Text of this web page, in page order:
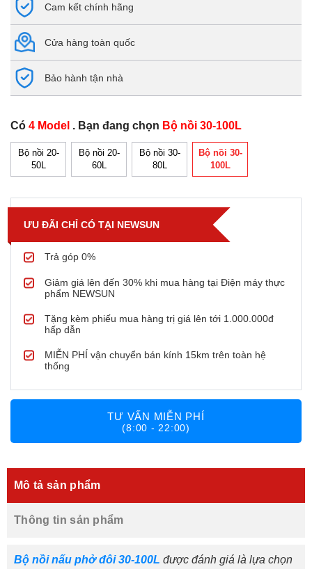
Cam kết chính hãng
Cửa hàng toàn quốc
Bảo hành tận nhà
Có 4 Model . Bạn đang chọn Bộ nồi 30-100L
Bộ nồi 20-
50L
Bộ nồi 20-
60L
Bộ nồi 30-
80L
Bộ nồi 30-
100L
ƯU ĐÃI CHỈ CÓ TẠI NEWSUN
Trả góp 0%
Giảm giá lên đến 30% khi mua hàng tại Điện máy thực
phẩm NEWSUN
Tặng kèm phiếu mua hàng trị giá lên tới 1.000.000đ
hấp dẫn
MIỄN PHÍ vận chuyển bán kính 15km trên toàn hệ
thống
TƯ VẤN MIỄN PHÍ
(8:00 - 22:00)
Mô tả sản phẩm
Thông tin sản phẩm
Bộ nồi nấu phở đôi 30-100L được đánh giá là lựa chọn